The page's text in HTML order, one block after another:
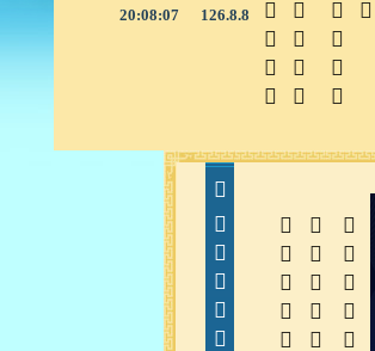
20:08:08 126.8.8